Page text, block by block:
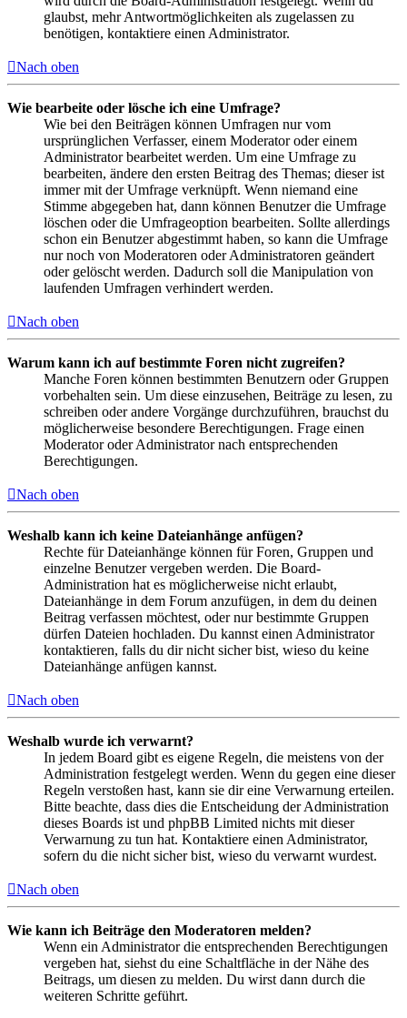
glaubst, mehr Antwortmöglichkeiten als zugelassen zu
benötigen, kontaktiere einen Administrator.
Nach oben
Wie bearbeite oder lösche ich eine Umfrage?
Wie bei den Beiträgen können Umfragen nur vom
ursprünglichen Verfasser, einem Moderator oder einem
Administrator bearbeitet werden. Um eine Umfrage zu
bearbeiten, ändere den ersten Beitrag des Themas; dieser ist
immer mit der Umfrage verknüpft. Wenn niemand eine
Stimme abgegeben hat, dann können Benutzer die Umfrage
löschen oder die Umfrageoption bearbeiten. Sollte allerdings
schon ein Benutzer abgestimmt haben, so kann die Umfrage
nur noch von Moderatoren oder Administratoren geändert
oder gelöscht werden. Dadurch soll die Manipulation von
laufenden Umfragen verhindert werden.
Nach oben
Warum kann ich auf bestimmte Foren nicht zugreifen?
Manche Foren können bestimmten Benutzern oder Gruppen
vorbehalten sein. Um diese einzusehen, Beiträge zu lesen, zu
schreiben oder andere Vorgänge durchzuführen, brauchst du
möglicherweise besondere Berechtigungen. Frage einen
Moderator oder Administrator nach entsprechenden
Berechtigungen.
Nach oben
Weshalb kann ich keine Dateianhänge anfügen?
Rechte für Dateianhänge können für Foren, Gruppen und
einzelne Benutzer vergeben werden. Die Board-
Administration hat es möglicherweise nicht erlaubt,
Dateianhänge in dem Forum anzufügen, in dem du deinen
Beitrag verfassen möchtest, oder nur bestimmte Gruppen
dürfen Dateien hochladen. Du kannst einen Administrator
kontaktieren, falls du dir nicht sicher bist, wieso du keine
Dateianhänge anfügen kannst.
Nach oben
Weshalb wurde ich verwarnt?
In jedem Board gibt es eigene Regeln, die meistens von der
Administration festgelegt werden. Wenn du gegen eine dieser
Regeln verstoßen hast, kann sie dir eine Verwarnung erteilen.
Bitte beachte, dass dies die Entscheidung der Administration
dieses Boards ist und phpBB Limited nichts mit dieser
Verwarnung zu tun hat. Kontaktiere einen Administrator,
sofern du die nicht sicher bist, wieso du verwarnt wurdest.
Nach oben
Wie kann ich Beiträge den Moderatoren melden?
Wenn ein Administrator die entsprechenden Berechtigungen
vergeben hat, siehst du eine Schaltfläche in der Nähe des
Beitrags, um diesen zu melden. Du wirst dann durch die
weiteren Schritte geführt.